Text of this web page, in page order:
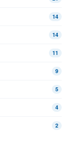
14
14
11
9
5
4
2